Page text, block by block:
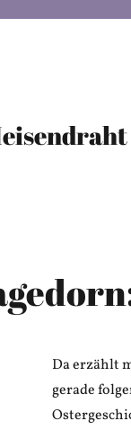
Da erzählt
gerade